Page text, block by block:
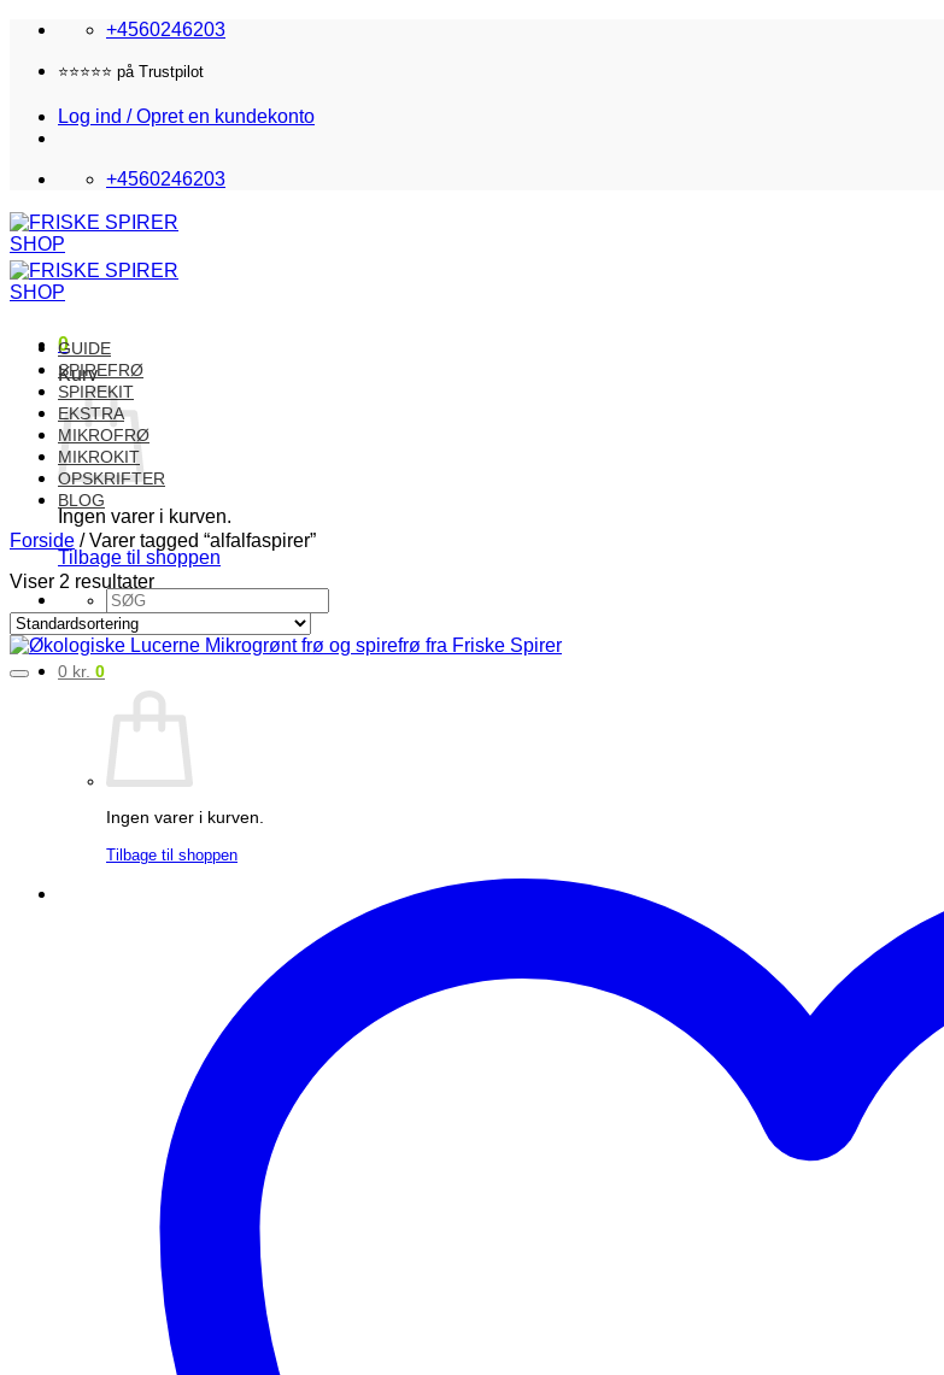
Fortsæt
indhold
+4560246203
⭐️⭐️⭐️⭐️⭐️ på Trustpilot
Log ind / Opret en kundekonto
+4560246203
0
Kurv
Ingen varer i kurven.
Tilbage til shoppen
Søg
efter:
0 kr. 0
Ingen varer i kurven.
Tilbage til shoppen
GUIDE
SPIREFRØ
SPIREKIT
EKSTRA
MIKROFRØ
MIKROKIT
OPSKRIFTER
BLOG
Forside /Varer tagged “alfalfaspirer”
Viser 2 resultater